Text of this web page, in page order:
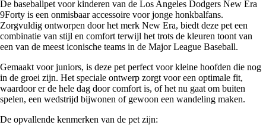
De baseballpet voor kinderen van de Los Angeles Dodgers New Era
9Forty is een onmisbaar accessoire voor jonge honkbalfans.
Zorgvuldig ontworpen door het merk New Era, biedt deze pet een
combinatie van stijl en comfort terwijl het trots de kleuren toont van
een van de meest iconische teams in de Major League Baseball.
Gemaakt voor juniors, is deze pet perfect voor kleine hoofden die nog
in de groei zijn. Het speciale ontwerp zorgt voor een optimale fit,
waardoor er de hele dag door comfort is, of het nu gaat om buiten
spelen, een wedstrijd bijwonen of gewoon een wandeling maken.
De opvallende kenmerken van de pet zijn: